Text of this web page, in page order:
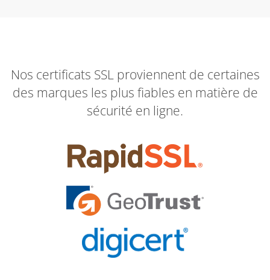
Nos certificats SSL proviennent de certaines
des marques les plus fiables en matière de
sécurité en ligne.